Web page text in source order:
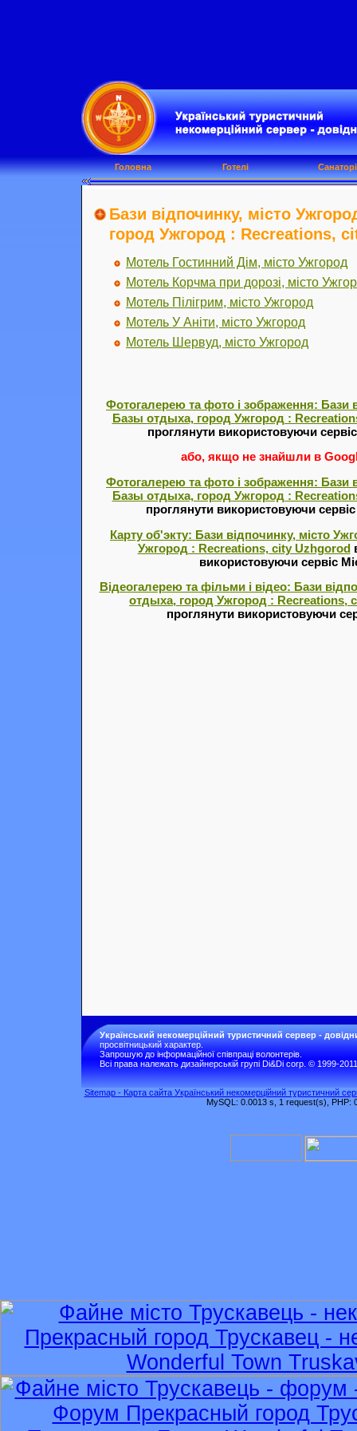
Бази відпочинку, місто
город Ужгород : Recreations,
Мотель Гостинний Дім, місто Ужгород
Мотель Корчма при дорозі, місто
Мотель Пілігрим, місто Ужгород
Мотель У Аніти, місто Ужгород
Мотель Шервуд, місто Ужгород
Фотогалерею та фото і зображення: Бази
Базы отдыха, город Ужгород :
проглянути використовуючи
або, якщо не знайшли в
Фотогалерею та фото і зображення: Бази
Базы отдыха, город Ужгород :
проглянути використовуючи
Карту об'экту: Бази відпочинку, місто
Ужгород : Recreations, city Uzhgorod
використовуючи сервіс
Відеогалерею та фільми і відео: Бази
отдыха, город Ужгород : Recreations,
проглянути використовуючи
Головна Готелі
Український некомерційний туристичний сервер -
просвітницький характер.
Запрошую до інформаційної співпраці волонтерів.
Всі права належать дизайнерській групі Di&Di corp. © 1999-2011
Sitemap - Карта сайта Український некомерційний туристичний
MySQL: 0.0013 s, 1 request(s), PHP: